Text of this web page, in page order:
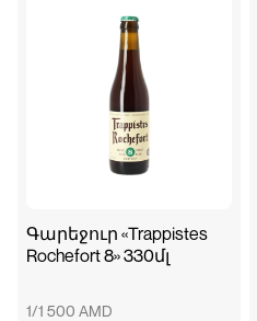
Գարեջուր «Trappistes
Rochefort 8» 330մլ
1/1 500 AMD